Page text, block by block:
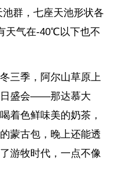
群，七座天池形状各
天气在-40℃以下也不
三季，阿尔山草原上
日盛会——那达慕大
着色鲜味美的奶茶，
蒙古包，晚上还能透
游牧时代，一点不像